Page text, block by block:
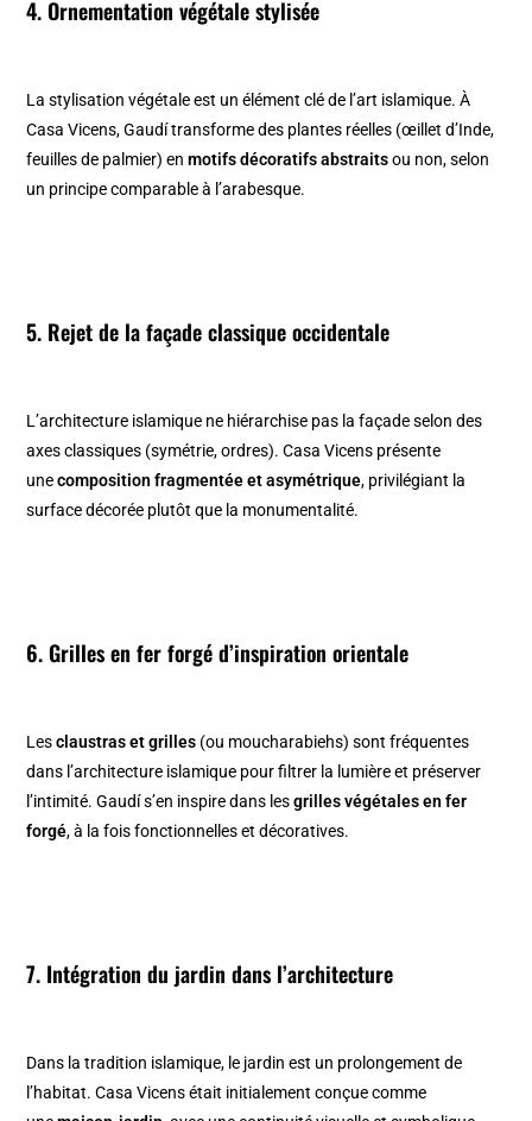
4. Ornementation végétale stylisée
La stylisation végétale est un élément clé de l’art islamique. À
Casa Vicens, Gaudí transforme des plantes réelles (œillet d’Inde,
feuilles de palmier) enmotifs décoratifs abstraitsou non, selon
un principe comparable à l’arabesque.
5. Rejet de la façade classique occidentale
L’architecture islamique ne hiérarchise pas la façade selon des
axes classiques (symétrie, ordres). Casa Vicens présente
unecomposition fragmentée et asymétrique, privilégiant la
surface décorée plutôt que la monumentalité.
6. Grilles en fer forgé d’inspiration orientale
Lesclaustraset grilles (ou moucharabiehs) sont fréquentes
dans l’architecture islamique pour filtrer la lumière et préserver
l’intimité. Gaudí s’en inspire dans lesgrilles végétales en fer
forgé, à la fois fonctionnelles et décoratives.
7. Intégration du jardin dans l’architecture
Dans la tradition islamique, le jardin est un prolongement de
l’habitat. Casa Vicens était initialement conçue comme